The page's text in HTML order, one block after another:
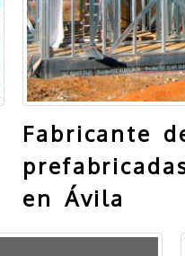
Fabricante
en Ávila